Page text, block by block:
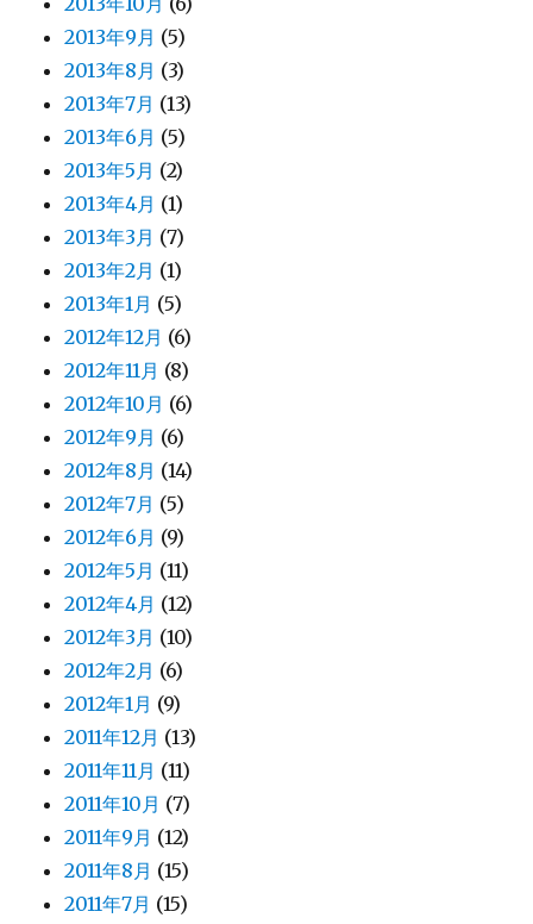
2013年9月 (5)
2013年8月 (3)
2013年7月 (13)
2013年6月 (5)
2013年5月 (2)
2013年4月 (1)
2013年3月 (7)
2013年2月 (1)
2013年1月 (5)
2012年12月 (6)
2012年11月 (8)
2012年10月 (6)
2012年9月 (6)
2012年8月 (14)
2012年7月 (5)
2012年6月 (9)
2012年5月 (11)
2012年4月 (12)
2012年3月 (10)
2012年2月 (6)
2012年1月 (9)
2011年12月 (13)
2011年11月 (11)
2011年10月 (7)
2011年9月 (12)
2011年8月 (15)
2011年7月 (15)